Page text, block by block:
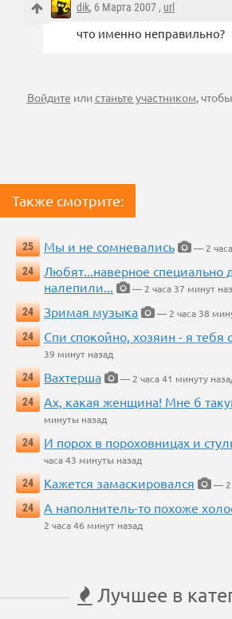
dik, 6 Марта 2007 , url
что именно неправильно?
Войдите илистаньте участником,
Также смотрите:
25 Мы и не сомневались
— 2
24
Любят...наверное
налепили...
— 2 часа 37 минут
24
Зримая музыка
— 2 часа 38
24
Спи спокойно, хозяин - я тебя
39 минут назад
24
Вахтерша
— 2 часа 41 минуту
24
Ах, какая женщина! Мне б
минуты назад
24
И порох в пороховницах и
часа 43 минуты назад
24
Кажется замаскировался
— 2
24
А наполнитель-то похоже
2 часа 46 минут назад
Лучшее в